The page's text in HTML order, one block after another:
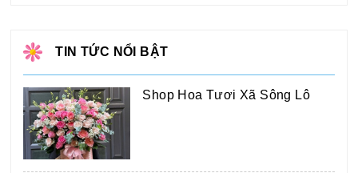
TIN TỨC NỔI BẬT
Shop Hoa Tươi Xã Sông Lô